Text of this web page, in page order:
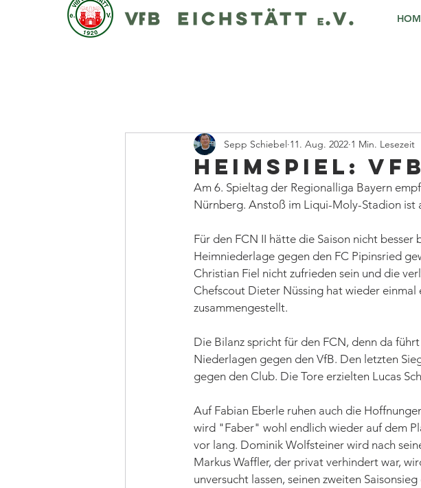
Heimspiel: VfB
Sepp Schiebel 11. Aug. 2022 1 Min. Lesezeit
Am 6. Spieltag der Regionalliga Bayern
Nürnberg. Anstoß im Liqui-Moly-Stadion ist
Für den FCN II hätte die Saison nicht
Heimniederlage gegen den FC Pipinsried
Christian Fiel nicht zufrieden sein und die
Chefscout Dieter Nüssing hat wieder
zusammengestellt.
Die Bilanz spricht für den FCN, denn da
Niederlagen gegen den VfB. Den letzten
gegen den Club. Die Tore erzielten Lucas
Auf Fabian Eberle ruhen auch die
wird "Faber" wohl endlich wieder auf dem
vor lang. Dominik Wolfsteiner wird nach
Markus Waffler, der privat verhindert war,
unversucht lassen, seinen zweiten